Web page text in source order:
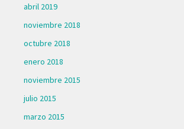
abril 2019
noviembre 2018
octubre 2018
enero 2018
noviembre 2015
julio 2015
marzo 2015